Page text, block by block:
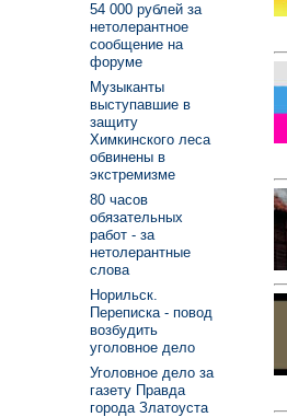
54 000 рублей за
нетолерантное
сообщение на
форуме
Музыканты
выступавшие в
защиту
Химкинского леса
обвинены в
экстремизме
80 часов
обязательных
работ - за
нетолерантные
слова
Норильск.
Переписка - повод
возбудить
уголовное дело
Уголовное дело за
газету Правда
города Златоуста